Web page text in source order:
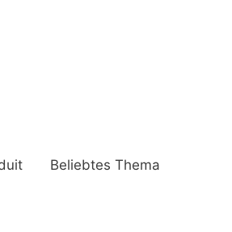
Beliebtes Thema